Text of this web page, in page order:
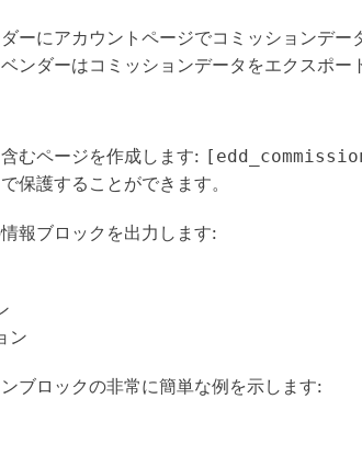
ーにアカウントページでコミッションデー
ンダーはコミッションデータをエクスポー
むページを作成します:
保護することができます。
報ブロックを出力します:
ン
ブロックの非常に簡単な例を示します: